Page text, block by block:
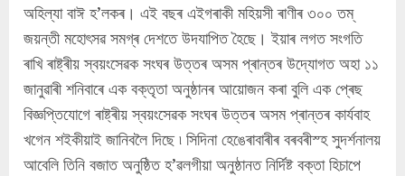
অহিল্যা বাঈ হ’লকৰ। এই বছৰ এইগৰাকী মহিয়সী ৰাণীৰ ৩০০ তম্
জয়ন্তী মহোৎসৱ সমগ্ৰ দেশতে উদযাপিত হৈছে। ইয়াৰ লগত সংগতি
ৰাখি ৰাষ্ট্ৰীয় স্বয়ংসেৱক সংঘৰ উত্তৰ অসম প্ৰান্তৰ উদ্যোগত অহা ১১
জানুৱাৰী শনিবাৰে এক বক্তৃতা অনুষ্ঠানৰ আয়োজন কৰা বুলি এক প্ৰেছ
বিজ্ঞপ্তিযোগে ৰাষ্ট্ৰীয় স্বয়ংসেৱক সংঘৰ উত্তৰ অসম প্ৰান্তৰ কাৰ্যবাহ
খগেন শইকীয়াই জানিবলৈ দিছে ৷ সিদিনা হেঙেৰাবাৰীৰ বৰবৰীস্হ সুদৰ্শনালয়
আবেলি তিনি বজাত অনুষ্ঠিত হ’ৱলগীয়া অনুষ্ঠানত নির্দিষ্ট বক্তা হিচাপে